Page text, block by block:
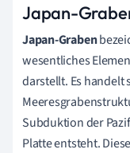
Japan-
Japan-Graben
wesentliches
darstellt. Es handelt
Subduktion der
Platte entsteht.